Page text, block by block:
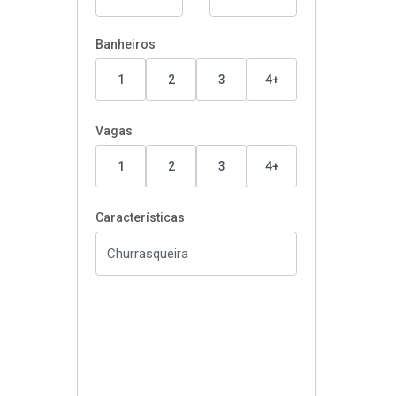
Banheiros
1 2 3 4+
Vagas
1 2 3 4+
Características